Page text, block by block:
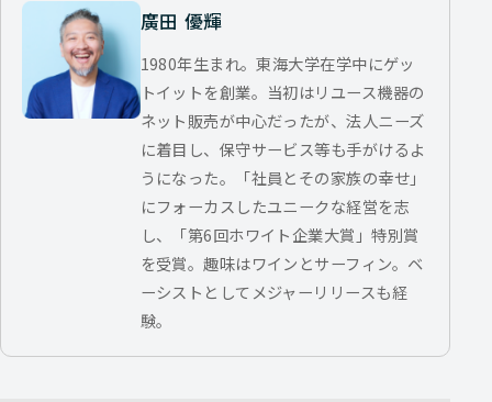
廣田 優輝
1980年生まれ。東海大学在学中にゲッ
トイットを創業。当初はリユース機器の
ネット販売が中心だったが、法人ニーズ
に着目し、保守サービス等も手がけるよ
うになった。「社員とその家族の幸せ」
にフォーカスしたユニークな経営を志
し、「第6回ホワイト企業大賞」特別賞
を受賞。趣味はワインとサーフィン。ベ
ーシストとしてメジャーリリースも経
験。